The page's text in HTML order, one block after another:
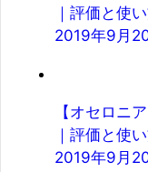
｜評価と使
2019年9月
【オセロニ
｜評価と使
2019年9月